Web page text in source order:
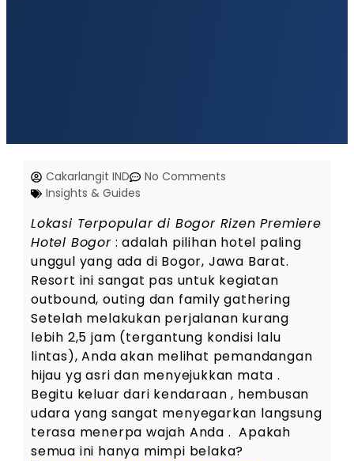
Cakarlangit IND
No Comments
Insights & Guides
Lokasi Terpopular di Bogor Rizen Premiere
Hotel Bogor: adalah pilihan hotel paling
unggul yang ada di Bogor, Jawa Barat.
Resort ini sangat pas untuk kegiatan
outbound, outing dan family gathering
Setelah melakukan perjalanan kurang
lebih 2,5 jam (tergantung kondisi lalu
lintas), Anda akan melihat pemandangan
hijau yg asri dan menyejukkan mata .
Begitu keluar dari kendaraan , hembusan
udara yang sangat menyegarkan langsung
terasa menerpa wajah Anda . Apakah
semua ini hanya mimpi belaka?